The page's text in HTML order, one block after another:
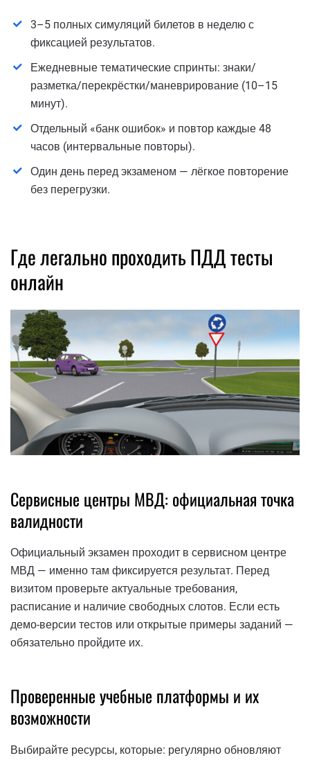
3–5 полных симуляций билетов в неделю с
фиксацией результатов.
Ежедневные тематические спринты: знаки/
разметка/перекрёстки/маневрирование (10–15
минут).
Отдельный «банк ошибок» и повтор каждые 48
часов (интервальные повторы).
Один день перед экзаменом — лёгкое повторение
без перегрузки.
Где легально проходить ПДД тесты
онлайн
Сервисные центры МВД: официальная точка
валидности
Официальный экзамен проходит в сервисном центре
МВД — именно там фиксируется результат. Перед
визитом проверьте актуальные требования,
расписание и наличие свободных слотов. Если есть
демо-версии тестов или открытые примеры заданий —
обязательно пройдите их.
Проверенные учебные платформы и их
возможности
Выбирайте ресурсы, которые: регулярно обновляют